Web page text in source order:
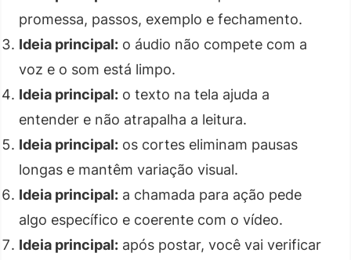
promessa, passos, exemplo e fechamento.
Ideia principal: o áudio não compete com a
voz e o som está limpo.
Ideia principal: o texto na tela ajuda a
entender e não atrapalha a leitura.
Ideia principal: os cortes eliminam pausas
longas e mantêm variação visual.
Ideia principal: a chamada para ação pede
algo específico e coerente com o vídeo.
Ideia principal: após postar, você vai verificar